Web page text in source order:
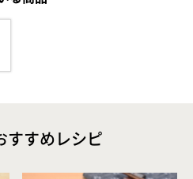
すすめレシピ